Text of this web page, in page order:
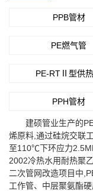
PPB管材
PE燃气管
PE-RTⅡ型供
PPH管材
建硕管业生产的
烯原料,通过硅烷交联
至110℃下环应力
2002冷热水用耐热聚
二次管网改造项目中
工作管、中层聚氨酯